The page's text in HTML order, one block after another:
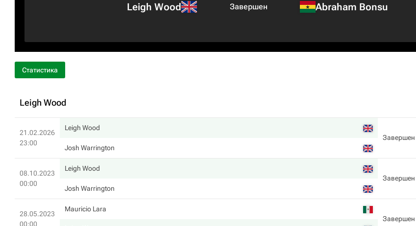
Leigh Wood Завершен Abraham Bonsu
Статистика
Leigh Wood
21.02.2026
23:00
Leigh Wood
Завершен
Josh Warrington
08.10.2023
00:00
Leigh Wood
Завершен
Josh Warrington
28.05.2023
00:00
Mauricio Lara
Завершен